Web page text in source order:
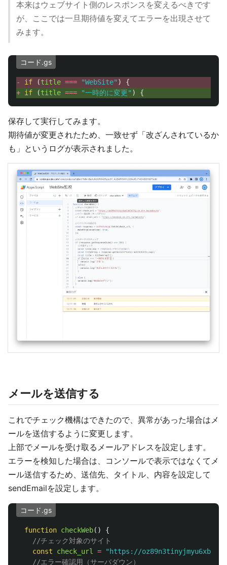
本来はウェブサイト側のレスポンスを変えるべきです
が、ここでは一旦期待値を変えてエラーを出現させて
みます。
コード.gs
- if (title === "WebSite" )
{
+ if (title === "一時的に変更" ) {
保存して実行してみます。
期待値が変更されたため、一致せず「改ざんされているか
も」というログが表示されました。
メールを送信する
これでチェック機構はできたので、異常があった場合はメ
ールを送信するように変更します。
上部でメールを受け取るメールアドレスを設定します。
エラーを検知した場合は、コンソールで表示ではなくてメ
ール送信するため、送信先、タイトル、内容を設定して
sendEmailを設定します。
コード.gs
function checkWeb()
{
//チェック対象のサイト
const
check_url = " https://
//エラー確認用（サーバダウン）